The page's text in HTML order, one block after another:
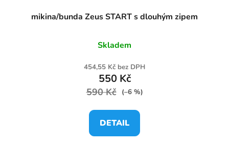
mikina/bunda Zeus START s dlouhým zipem
Skladem
454,55 Kč bez DPH
550 Kč
590 Kč (–6 %)
DETAIL